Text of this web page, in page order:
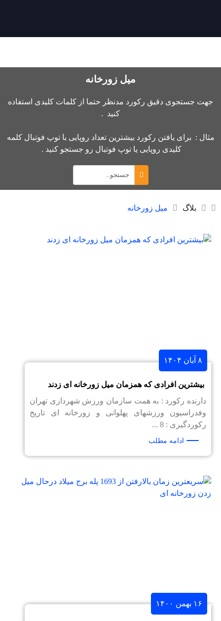
میل زورخانه
جهت جستجوی دقیق رکورد مدنظر حتما از کلمات کلیدی استفاده
کنید .
مثال : برای یافتن رکورد بیشترین تعداد روپایی با توپ فوتبال کلمه
کلیدی روپایی یا توپ فوتبال رو جستجو کنید .
بلاگ میل زورخانه
۸ آبان ۱۴۰۴
بیشترین افرادی که همزمان میل زورخانه ای زدند
دارنده رکورد : به همت سازمان ورزش شهرداری تهران
وفدراسیون ورزشهای پهلوانی و زورخانه ای تاریخ
رکوردگیری : 8 ...
ادامه مطلب
۱۶ بهمن ۱۴۰۰